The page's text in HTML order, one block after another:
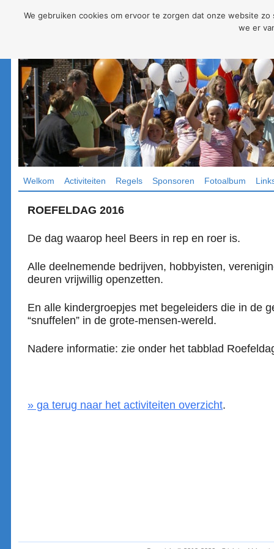
Welkom Activiteiten Regels Sponsoren Fotoalbum
ROEFELDAG 2016
De dag waarop heel Beers in rep en roer is.
Alle deelnemende bedrijven, hobbyisten,
deuren vrijwillig openzetten.
En alle kindergroepjes met begeleiders die in de
“snuffelen” in de grote-mensen-wereld.
Nadere informatie: zie onder het tabblad
» ga terug naar het activiteiten overzicht.
We gebruiken cookies om ervoor te zorgen dat onze website
we er